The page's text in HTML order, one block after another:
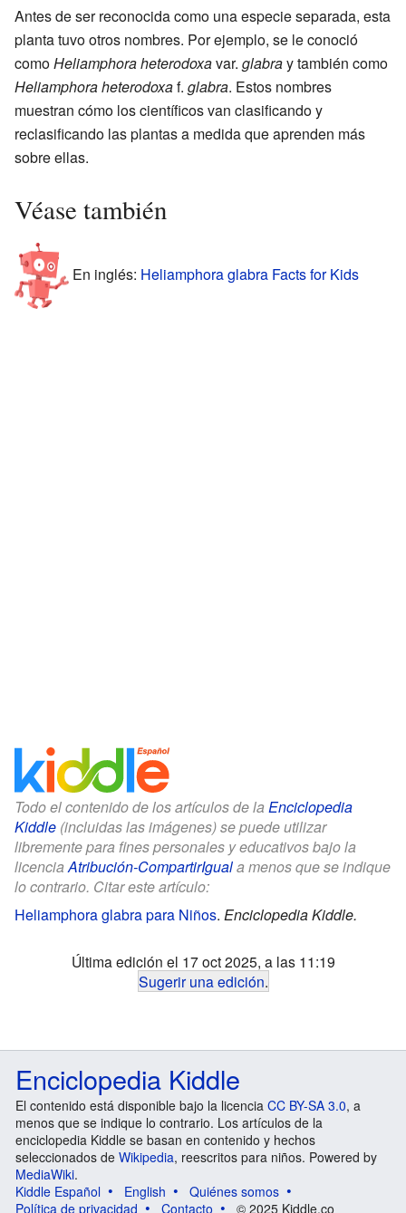
Antes de ser reconocida como una especie separada, esta
planta tuvo otros nombres. Por ejemplo, se le conoció
comoHeliamphora heterodoxavar. glabray también como
Heliamphora heterodoxaf. glabra. Estos nombres
muestran cómo los científicos van clasificando y
reclasificando las plantas a medida que aprenden más
sobre ellas.
Véase también
En inglés: Heliamphora glabra Facts for Kids
Todo el contenido de los artículos de la Enciclopedia
Kiddle (incluidas las imágenes) se puede utilizar
libremente para fines personales y educativos bajo la
licencia Atribución-CompartirIguala menos que se indique
lo contrario. Citar este artículo:
Heliamphora glabra para Niños. Enciclopedia Kiddle.
Última edición el 17 oct 2025, a las 11:19
Sugerir una edición.
Enciclopedia Kiddle
El contenido está disponible bajo la licencia CC BY-SA 3.0, a
menos que se indique lo contrario. Los artículos de la
enciclopedia Kiddle se basan en contenido y hechos
seleccionados de Wikipedia, reescritos para niños. Powered by
MediaWiki.
Kiddle Español
English
Quiénes somos
Política de privacidad
Contacto © 2025 Kiddle.co